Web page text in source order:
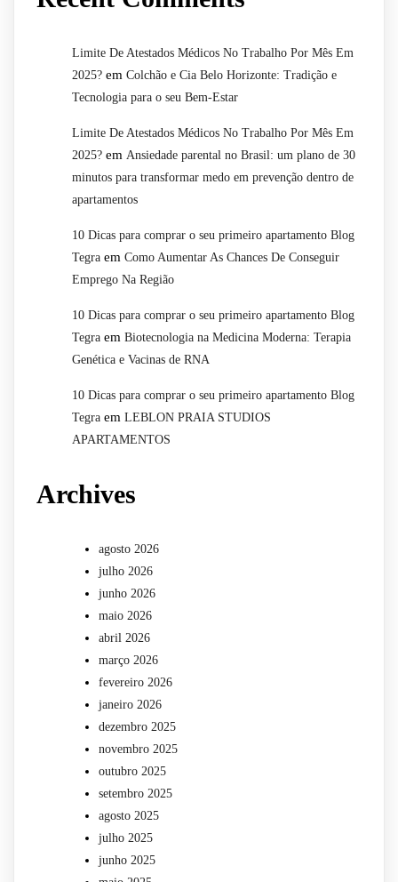
Limite De Atestados Médicos No Trabalho Por Mês Em
2025? em Colchão e Cia Belo Horizonte: Tradição e
Tecnologia para o seu Bem-Estar
Limite De Atestados Médicos No Trabalho Por Mês Em
2025? em Ansiedade parental no Brasil: um plano de 30
minutos para transformar medo em prevenção dentro de
apartamentos
10 Dicas para comprar o seu primeiro apartamento Blog
Tegra em Como Aumentar As Chances De Conseguir
Emprego Na Região
10 Dicas para comprar o seu primeiro apartamento Blog
Tegra em Biotecnologia na Medicina Moderna: Terapia
Genética e Vacinas de RNA
10 Dicas para comprar o seu primeiro apartamento Blog
Tegra em LEBLON PRAIA STUDIOS
APARTAMENTOS
Archives
agosto 2026
julho 2026
junho 2026
maio 2026
abril 2026
março 2026
fevereiro 2026
janeiro 2026
dezembro 2025
novembro 2025
outubro 2025
setembro 2025
agosto 2025
julho 2025
junho 2025